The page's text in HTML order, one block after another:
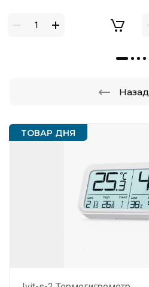
ТОВАР ДНЯ
Назад